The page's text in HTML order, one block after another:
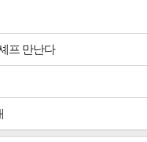
프 만난다